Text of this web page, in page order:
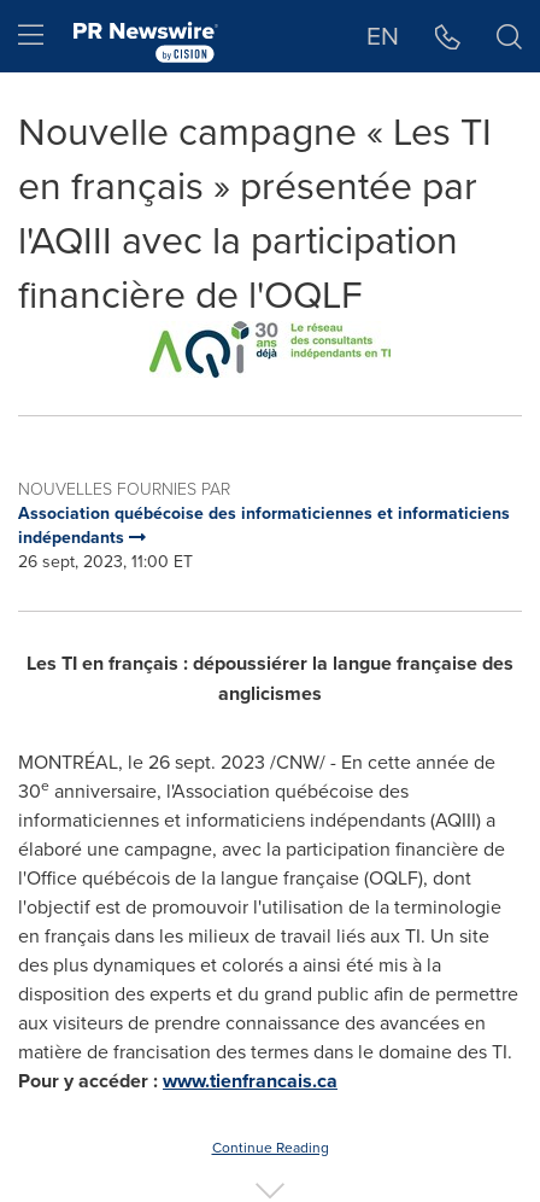
Hamburger menu EN
Nouvelle campagne « Les TI
en français » présentée par
l'AQIII avec la participation
financière de l'OQLF
NOUVELLES FOURNIES PAR
Association québécoise des informaticiennes et informaticiens
indépendants
26 sept, 2023, 11:00 ET
Les TI en français : dépoussiérer la langue française des
anglicismes
MONTRÉAL, le26 sept. 2023 /CNW/ - En cette année de
30e anniversaire, l'Association québécoise des
informaticiennes et informaticiens indépendants (AQIII) a
élaboré une campagne, avec la participation financière de
l'Office québécois de la langue française (OQLF), dont
l'objectif est de promouvoir l'utilisation de la terminologie
en français dans les milieux de travail liés aux TI. Un site
des plus dynamiques et colorés a ainsi été mis à la
disposition des experts et du grand public afin de permettre
aux visiteurs de prendre connaissance des avancées en
matière de francisation des termes dans le domaine des TI.
Pour y accéder :www.tienfrancais.ca
Continue Reading